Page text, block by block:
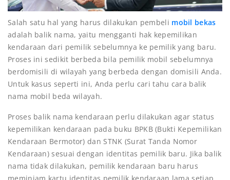
Salah satu hal yang harus dilakukan pembeli mobil bekas
adalah balik nama, yaitu mengganti hak kepemilikan
kendaraan dari pemilik sebelumnya ke pemilik yang baru.
Proses ini sedikit berbeda bila pemilik mobil sebelumnya
berdomisili di wilayah yang berbeda dengan domisili Anda.
Untuk kasus seperti ini, Anda perlu cari tahu cara balik
nama mobil beda wilayah.
Proses balik nama kendaraan perlu dilakukan agar status
kepemilikan kendaraan pada buku BPKB (Bukti Kepemilikan
Kendaraan Bermotor) dan STNK (Surat Tanda Nomor
Kendaraan) sesuai dengan identitas pemilik baru. Jika balik
nama tidak dilakukan, pemilik kendaraan baru harus